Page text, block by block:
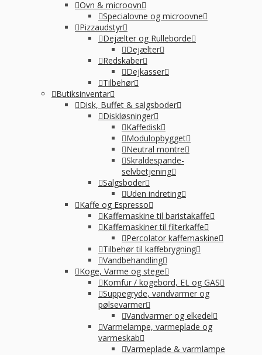
Ovn & microovn
Specialovne og microovne
Pizzaudstyr
Dejælter og Rulleborde
Dejælter
Redskaber
Dejkasser
Tilbehør
Butiksinventar
Disk, Buffet & salgsboder
Diskløsninger
Kaffedisk
Modulopbygget
Neutral montre
Skraldespande-
selvbetjening
Salgsboder
Uden indreting
Kaffe og Espresso
Kaffemaskine til baristakaffe
Kaffemaskiner til filterkaffe
Percolator kaffemaskine
Tilbehør til kaffebrygning
Vandbehandling
Koge, Varme og stege
Komfur / kogebord, EL og GAS
Suppegryde, vandvarmer og
pølsevarmer
Vandvarmer og elkedel
Varmelampe, varmeplade og
varmeskab
Varmeplade & varmlampe